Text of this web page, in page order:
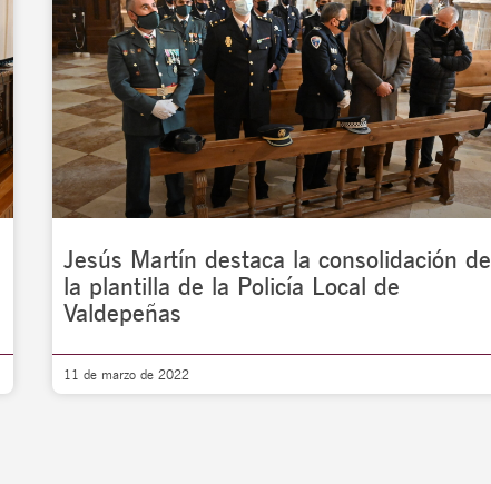
Jesús Martín destaca la consolidación de
la plantilla de la Policía Local de
Valdepeñas
11 de marzo de 2022